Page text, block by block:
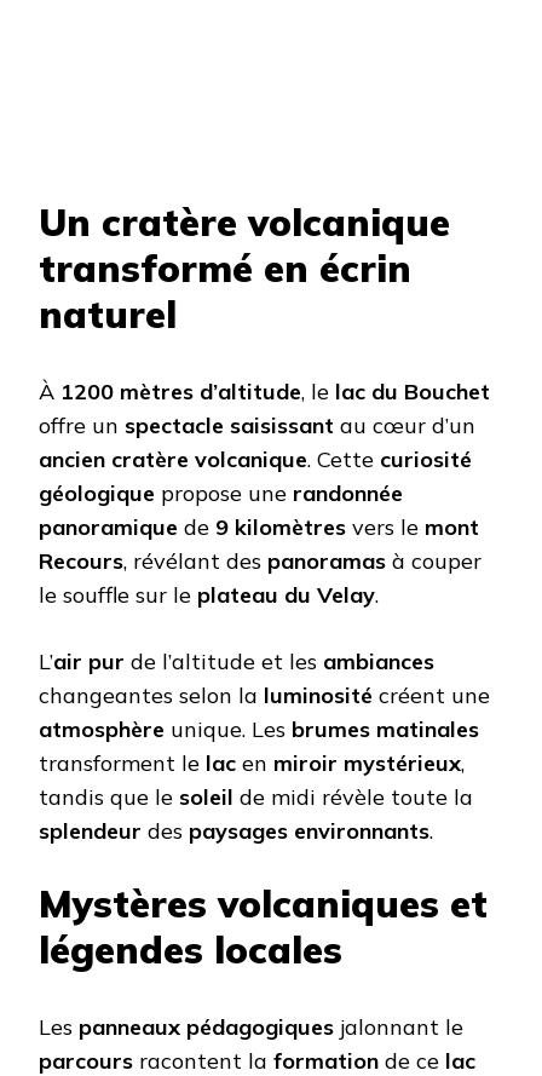
Un cratère volcanique
transformé en écrin
naturel
À 1200 mètres d’altitude, le lac du Bouchet
offre un spectacle saisissant au cœur d’un
ancien cratère volcanique. Cette curiosité
géologique propose une randonnée
panoramique de 9 kilomètres vers le mont
Recours, révélant des panoramas à couper
le souffle sur le plateau du Velay.
L’air pur de l’altitude et les ambiances
changeantes selon la luminosité créent une
atmosphère unique. Les brumes matinales
transforment le lac en miroir mystérieux,
tandis que le soleil de midi révèle toute la
splendeur des paysages environnants.
Mystères volcaniques et
légendes locales
Les panneaux pédagogiques jalonnant le
parcours racontent la formation de ce lac